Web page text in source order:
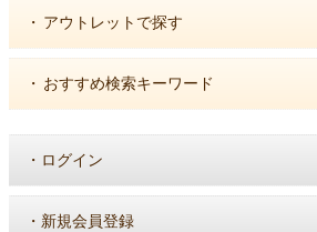
・ アウトレットで探す
・ おすすめ検索キーワード
・ ログイン
・ 新規会員登録